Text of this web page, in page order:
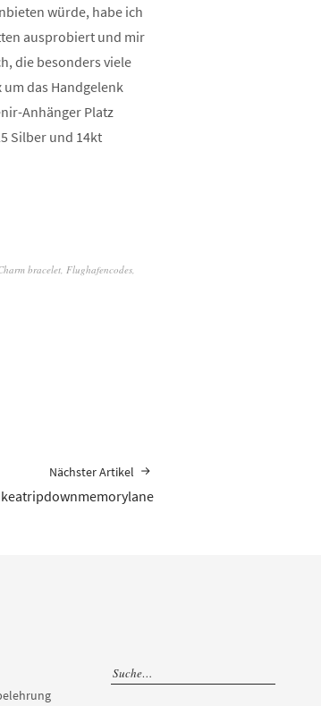
würde, habe ich
ausprobiert und mir
die besonders viele
das Handgelenk
Anhänger Platz
Silber und 14kt
bracelet, Flughafencodes,
Nächster Artikel